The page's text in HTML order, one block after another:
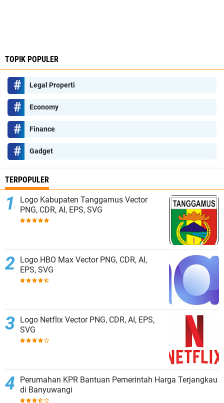
TOPIK POPULER
Legal Properti
Economy
Finance
Gadget
TERPOPULER
Logo Kabupaten Tanggamus Vector
PNG, CDR, AI, EPS, SVG
Logo HBO Max Vector PNG, CDR, AI,
EPS, SVG
Logo Netflix Vector PNG, CDR, AI, EPS,
SVG
Perumahan KPR Bantuan Pemerintah Harga Terjangkau
di Banyuwangi